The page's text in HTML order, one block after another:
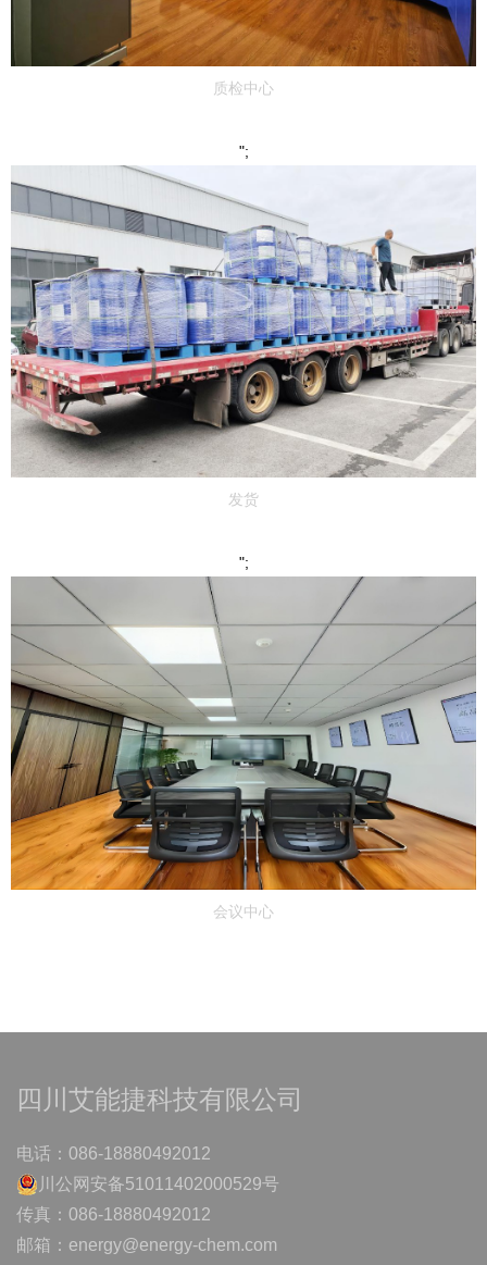
质检中心
";
发货
";
会议中心
四川艾能捷科技有限公司
电话：086-18880492012
川公网安备51011402000529号
传真：086-18880492012
邮箱：energy@energy-chem.com